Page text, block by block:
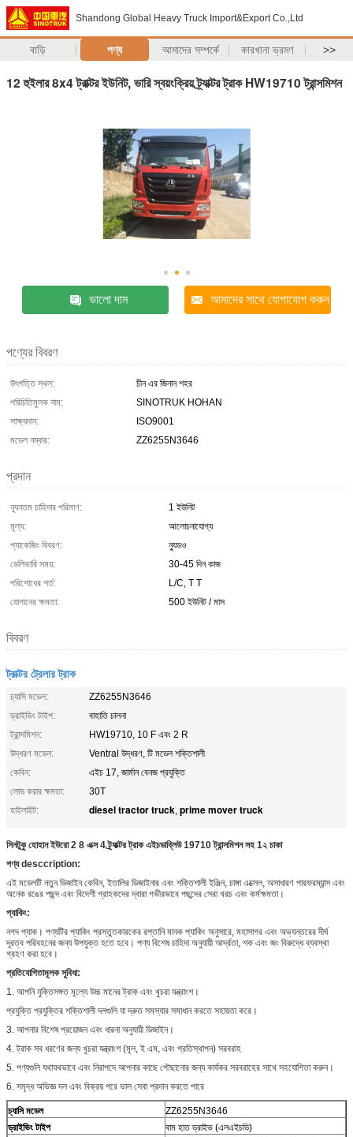
Shandong Global Heavy Truck Import&Export Co.,Ltd
বাড়ি পণ্য আমাদের সম্পর্কে কারখানা ভ্রমণ >>
12 হুইলার 8x4 ট্রাক্টর ইউনিট, ভারি স্বয়ংক্রিয় ট্র্যাক্টর ট্রাক HW19710 ট্রান্সমিশন
ভালো দাম আমাদের সাথে যোগাযোগ করুন
পণ্যের বিবরণ
উৎপত্তি স্থল:
চীন এর জিনান শহর
পরিচিতিমুলক নাম:
SINOTRUK HOHAN
সাক্ষ্যদান:
ISO9001
মডেল নম্বার:
ZZ6255N3646
প্রদান
ন্যূনতম চাহিদার পরিমাণ:
1 ইউনিট
মূল্য:
আলোচনাযোগ্য
প্যাকেজিং বিবরণ:
ন্যুডও
ডেলিভারি সময়:
30-45 দিন কাজ
পরিশোধের শর্ত:
L/C, T T
যোগানের ক্ষমতা:
500 ইউনিট / মাস
বিবরণ
ট্রাক্টর ট্রেলার ট্রাক
চ্যাসি মডেল:
ZZ6255N3646
ড্রাইভিং টাইপ:
বাহাতি চালনা
ট্রান্সমিশন:
HW19710, 10 F এবং 2 R
উদ্ধরণ মডেল:
Ventral উদ্ধরণ, টি মডেল শক্তিশালী
কেবিন:
এইচ 17, জার্মান বেনজ প্রযুক্তি
লোড করার ক্ষমতা:
30T
হাইলাইট:
diesel tractor truck, prime mover truck
সিনটুকু হোহান ইউরো 2 8 এক্স 4 ট্র্যাক্টর ট্রাক এইচডাব্লিউ 19710 ট্রান্সমিশন সহ 1২ চাকা
পণ্য desccription:
এই মডেলটি নতুন ডিজাইন কেবিন, ইতালির ডিজাইনার এবং শক্তিশালী ইঞ্জিন, চাঙ্গা এক্সেল, অসাধারণ পারফরম্যান্স এবং
অনেক রঙের পছন্দ এবং বিদেশী গ্রাহকদের দ্বারা গভীরভাবে পছন্দের সেরা খরচ এবং কর্মক্ষমতা।
প্যাকিং:
নগদ প্যাক। পণ্যটির প্যাকিং প্রস্তুতকারকের রপ্তানি মানক প্যাকিং অনুসারে, মহাসাগর এবং অভ্যন্তরের দীর্ঘ
দূরত্ব পরিবহনের জন্য উপযুক্ত হতে হবে। পণ্য বিশেষ চাহিদা অনুযায়ী আর্দ্রতা, শক এবং জং বিরুদ্ধে ব্যবস্থা
গ্রহণ করা হবে।
প্রতিযোগিতামূলক সুবিধা:
1. আপনি যুক্তিসঙ্গত মূল্যে উচ্চ মানের ট্রাক এবং খুচরা যন্ত্রাংশ।
প্রযুক্তি প্রযুক্তির শক্তিশালী দলগুলি যা দ্রুত সমস্যার সমাধান করতে সহায়তা করে।
3. আপনার বিশেষ প্রয়োজন এবং ধারনা অনুযায়ী ডিজাইন।
4. ট্রাক সব ধরণের জন্য খুচরা যন্ত্রাংশ (মূল, ই এম, এবং প্রতিস্থাপন) সরবরাহ
5. পণ্যগুলি যথাযথভাবে এবং নিরাপদে আপনার কাছে পৌছানোর জন্য কার্যকর সরবরাহের সাথে সহযোগিতা করুন।
6. সমৃদ্ধ অভিজ্ঞ দল এবং বিক্রয় পরে ভাল সেবা প্রদান করতে পারে
চ্যাসি মডেল
ZZ6255N3646
ড্রাইভিং টাইপ
বাম হাত ড্রাইভ (এলএইচডি)